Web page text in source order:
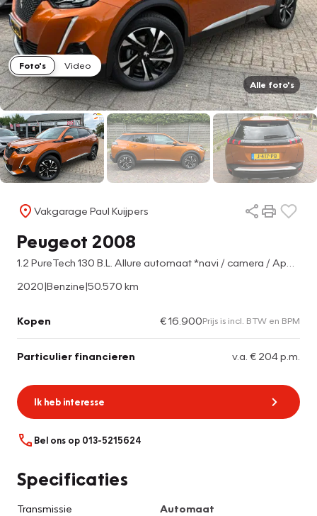
Foto's
Video
Alle foto's
Vakgarage Paul Kuijpers
Peugeot 2008
2020|Benzine|50.570 km
Kopen € 16.900Prijs is incl. BTW en BPM
Particulier financieren v.a. € 204 p.m.
Ik heb interesse
Bel ons op 013-5215624
Specificaties
Transmissie
Automaat